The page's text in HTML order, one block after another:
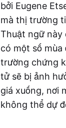
bởi Eugene
mà thị trường
Thuật ngữ này
có một số
trường chứng
tử sẽ bị ảnh
giá xuống, nơi
không thể dự